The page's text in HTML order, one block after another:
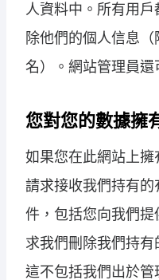
人資料中。所有用
除他們的個人信息
名）。網站管理員還
您對您的數據擁
如果您在此網站上
請求接收我們持有
件，包括您向我們
求我們刪除我們持有
這不包括我們出於